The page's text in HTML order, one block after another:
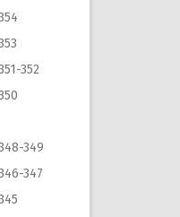
352
349
347